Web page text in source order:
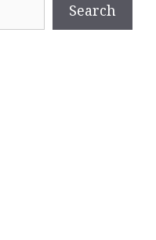
Search